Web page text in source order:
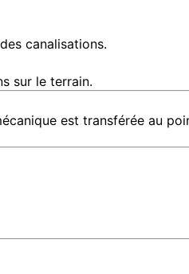
canalisations.
sur le terrain.
est transférée au